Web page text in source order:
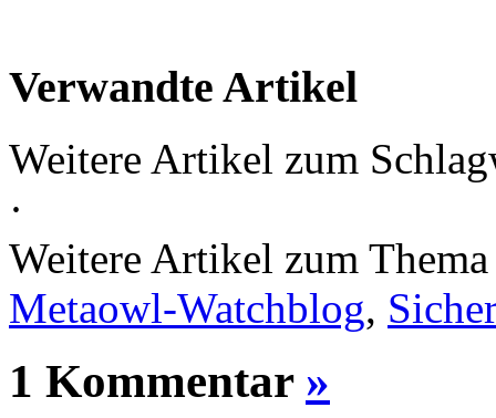
Verwandte Artikel
Weitere Artikel zum
·
Weitere Artikel zum
Metaowl-Watchblog,
1 Kommentar »